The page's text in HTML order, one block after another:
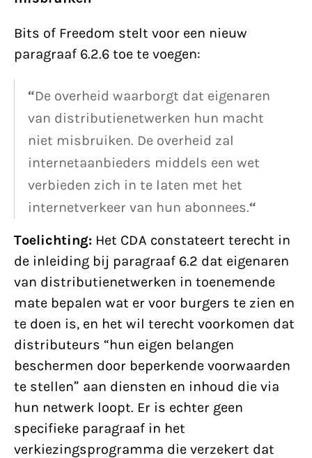
Bits of Freedom stelt voor een nieuw
paragraaf 6.2.6 toe te voegen:
“De overheid waarborgt dat eigenaren
van distributienetwerken hun macht
niet misbruiken. De overheid zal
internetaanbieders middels een wet
verbieden zich in te laten met het
internetverkeer van hun abonnees.“
Toelichting: Het CDA constateert terecht in
de inleiding bij paragraaf 6.2 dat eigenaren
van distributienetwerken in toenemende
mate bepalen wat er voor burgers te zien en
te doen is, en het wil terecht voorkomen dat
distributeurs “hun eigen belangen
beschermen door beperkende voorwaarden
te stellen” aan diensten en inhoud die via
hun netwerk loopt. Er is echter geen
specifieke paragraaf in het
verkiezingsprogramma die verzekert dat